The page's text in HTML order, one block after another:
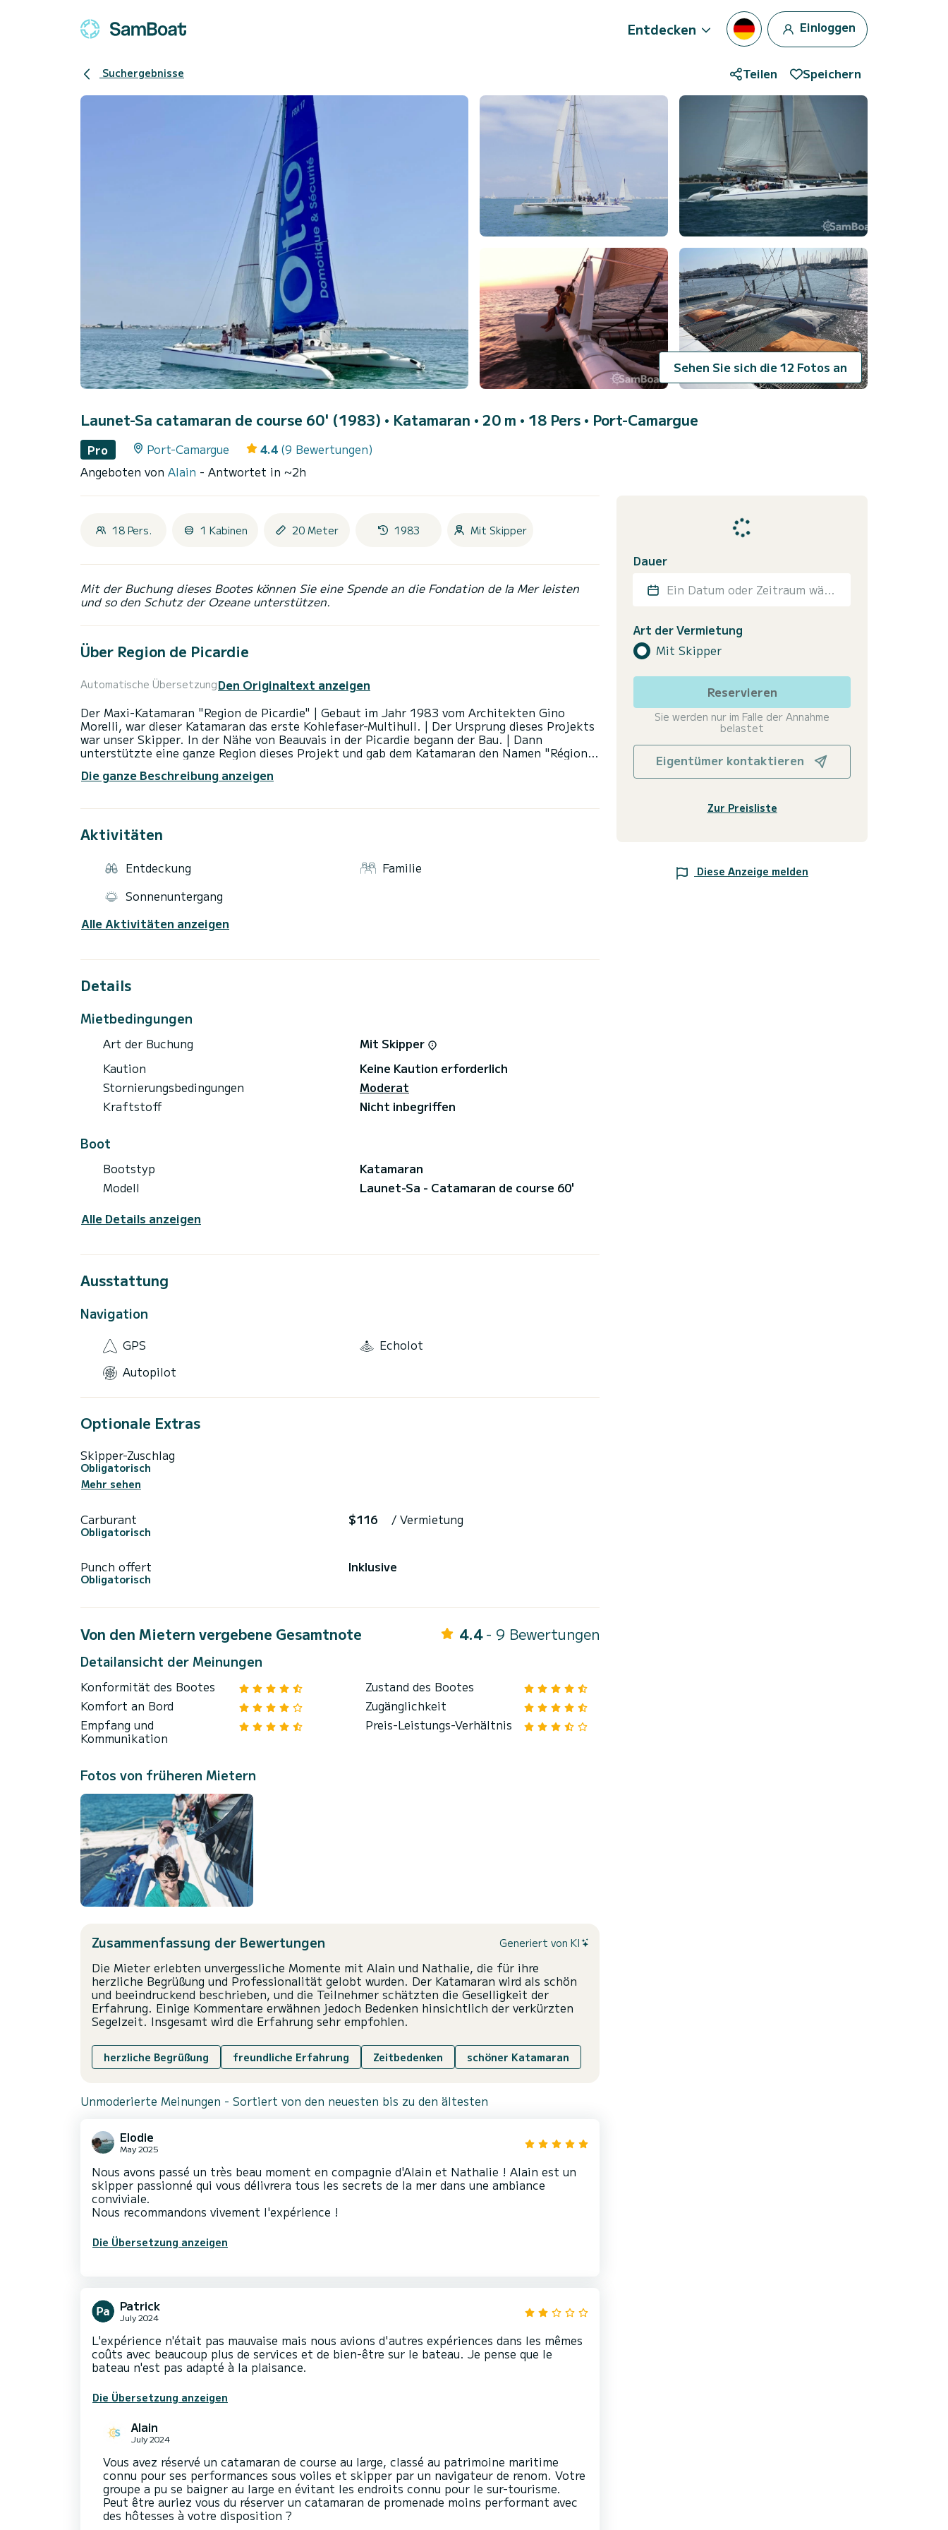
Entdecken Einloggen
Suchergebnisse Teilen Speichern
Sehen Sie sich die 12 Fotos an
Launet-Sa catamaran de course 60' (1983) • Katamaran • 20 m • 18 Pers • Port-Camargue
Pro Port-Camargue 4.4 (9 Bewertungen)
Angeboten von Alain - Antwortet in ~2h
18 Pers. 1 Kabinen 20 Meter 1983 Mit Skipper
Mit der Buchung dieses Bootes können Sie eine Spende an die Fondation de la Mer leisten
und so den Schutz der Ozeane unterstützen.
Über Region de Picardie
Automatische ÜbersetzungDen Originaltext anzeigen
Der Maxi-Katamaran "Region de Picardie" | Gebaut im Jahr 1983 vom Architekten Gino
Morelli, war dieser Katamaran das erste Kohlefaser-Multihull. | Der Ursprung dieses Projekts
war unser Skipper. In der Nähe von Beauvais in der Picardie begann der Bau. | Dann
unterstützte eine ganze Region dieses Projekt und gab dem Katamaran den Namen "Région
teil, sowohl alleine als auch in Crews. Er hält auch den Rekord für die Überquerung Calais
zu entdecken, an den Manövern teilzunehmen, mit Familie oder Freunden. | Abfahrt von Port
kontaktieren Sie uns für die Verfügbarkeit. | | Der Halbtagespreis gilt für 10 Personen.
Die ganze Beschreibung anzeigen
Aktivitäten
Entdeckung
Familie
Sonnenuntergang
Alle Aktivitäten anzeigen
Details
Mietbedingungen
Art der Buchung
Mit Skipper
Kaution
Keine Kaution erforderlich
Stornierungsbedingungen
Moderat
Kraftstoff
Nicht inbegriffen
Boot
Bootstyp
Katamaran
Modell
Launet-Sa - Catamaran de course 60'
Alle Details anzeigen
Ausstattung
Navigation
GPS
Echolot
Autopilot
Optionale Extras
Skipper-Zuschlag
Obligatorisch
Mehr sehen
Carburant
Obligatorisch
$116 / Vermietung
Punch offert
Obligatorisch
Inklusive
Von den Mietern vergebene Gesamtnote 4.4- 9 Bewertungen
Detailansicht der Meinungen
Konformität des Bootes
Zustand des Bootes
Komfort an Bord
Zugänglichkeit
Empfang und
Kommunikation
Preis-Leistungs-Verhältnis
Fotos von früheren Mietern
Zusammenfassung der Bewertungen Generiert von KI
Die Mieter erlebten unvergessliche Momente mit Alain und Nathalie, die für ihre
herzliche Begrüßung und Professionalität gelobt wurden. Der Katamaran wird als schön
und beeindruckend beschrieben, und die Teilnehmer schätzten die Geselligkeit der
Erfahrung. Einige Kommentare erwähnen jedoch Bedenken hinsichtlich der verkürzten
Segelzeit. Insgesamt wird die Erfahrung sehr empfohlen.
herzliche Begrüßung freundliche Erfahrung Zeitbedenken schöner Katamaran
Unmoderierte Meinungen - Sortiert von den neuesten bis zu den ältesten
Elodie
May 2025
Nous avons passé un très beau moment en compagnie d'Alain et Nathalie ! Alain est un
skipper passionné qui vous délivrera tous les secrets de la mer dans une ambiance
conviviale.
Nous recommandons vivement l'expérience !
Die Übersetzung anzeigen
Patrick
July 2024
L'expérience n'était pas mauvaise mais nous avions d'autres expériences dans les mêmes
coûts avec beaucoup plus de services et de bien-être sur le bateau. Je pense que le
bateau n'est pas adapté à la plaisance.
Die Übersetzung anzeigen
Alain
July 2024
Vous avez réservé un catamaran de course au large, classé au patrimoine maritime
connu pour ses performances sous voiles et skipper par un navigateur de renom. Votre
groupe a pu se baigner au large en évitant les endroits connu pour le sur-tourisme.
Peut être auriez vous du réserver un catamaran de promenade moins performant avec
des hôtesses à votre disposition ?
Dauer
Ein Datum oder Zeitraum wählen
Art der Vermietung
Mit Skipper
Reservieren
Sie werden nur im Falle der Annahme
belastet
Eigentümer kontaktieren
Zur Preisliste
Diese Anzeige melden